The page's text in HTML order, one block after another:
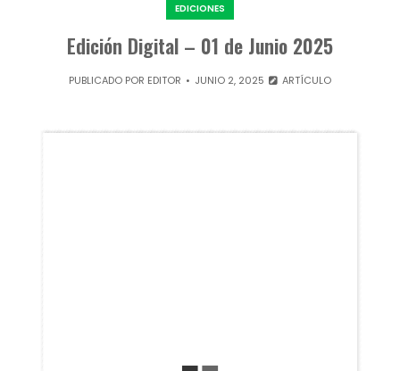
EDICIONES
Edición Digital – 01 de Junio 2025
PUBLICADO POR EDITOR JUNIO 2, 2025 ARTÍCULO